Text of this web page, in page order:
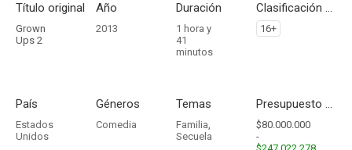
Título original
Grown
Ups 2
Año
2013
Duración
1 hora y
41
minutos
Clasificación por edades
16+
País
Estados
Unidos
Géneros
Comedia
Temas
Familia,
Secuela
Presupuesto - Ingresos
$80.000.000
-